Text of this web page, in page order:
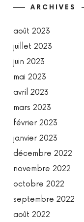
ARCHIVES
août 2023
juillet 2023
juin 2023
mai 2023
avril 2023
mars 2023
février 2023
janvier 2023
décembre 2022
novembre 2022
octobre 2022
septembre 2022
août 2022